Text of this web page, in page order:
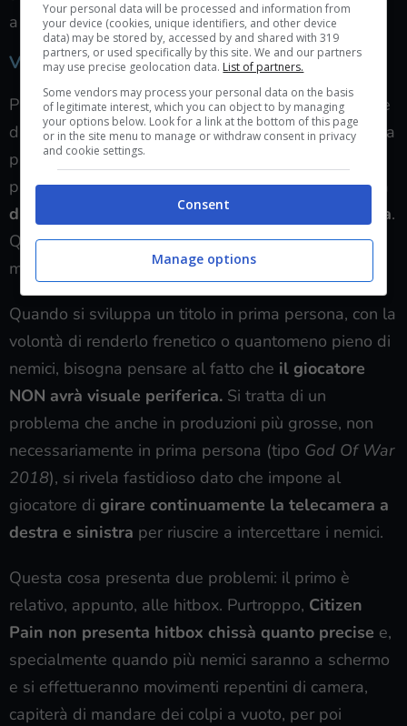
a capire bene i tempismi e le hitbox dei nemici.
Visuale periferica aiutami tu
Parlando di hitbox, non si può non arrivare a parlare
di quello che reputo il problema più grave dell’intera
produzione. La scelta di Capriolo, che a questo
punto ritengo decisamente opinabile, è stata quella
di impostare la visuale del titolo in prima persona.
Questa cosa, spiace dirlo, sarà la cosa che vi farà
morire la maggior parte delle volte.
Quando si sviluppa un titolo in prima persona, con la
volontà di renderlo frenetico o quantomeno pieno di
nemici, bisogna pensare al fatto che il giocatore
NON avrà visuale periferica. Si tratta di un
problema che anche in produzioni più grosse, non
necessariamente in prima persona (tipo God Of War
2018), si rivela fastidioso dato che impone al
giocatore di girare continuamente la telecamera a
destra e sinistra per riuscire a intercettare i nemici.
Questa cosa presenta due problemi: il primo è
relativo, appunto, alle hitbox. Purtroppo, Citizen
Pain non presenta hitbox chissà quanto precise e,
specialmente quando più nemici saranno a schermo
e si effettueranno movimenti repentini di camera,
capiterà di mandare dei colpi a vuoto, per poi
Your personal data will be processed and information from
your device (cookies, unique identifiers, and other device
data) may be stored by, accessed by and shared with 319
partners, or used specifically by this site. We and our partners
may use precise geolocation data. List of partners.
Some vendors may process your personal data on the basis
of legitimate interest, which you can object to by managing
your options below. Look for a link at the bottom of this page
or in the site menu to manage or withdraw consent in privacy
and cookie settings.
Consent
Manage options